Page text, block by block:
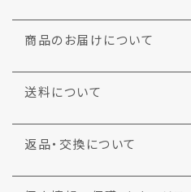
商品のお届けについて
送料について
返品・交換について